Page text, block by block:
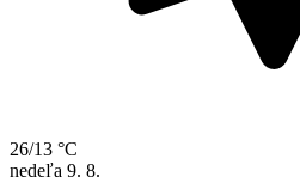
26/13 °C
nedeľa 9. 8.